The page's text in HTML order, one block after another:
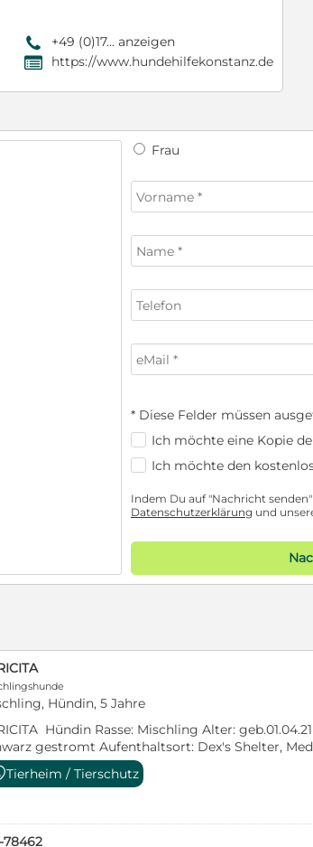
9 +49 (0)17... anzeigen
, https://www.hundehilfekonstanz.de
Frau
* Diese Felder müssen
Ich möchte eine Kopie
Ich möchte den
Indem Du auf "Nachricht
Datenschutzerklärung und
Hündin, 5 Jahre
Hündin Rasse: Mischling Alter:
gestromt Aufenthaltsort: Dex's Shelter,
glücklich - und ist zu 100 % der passende
die ihn trägt. Sie ist immer "gut drauf" und
die Hündin, streunend auf der Straße entdeckt
Tierheim / Tierschutz
78462